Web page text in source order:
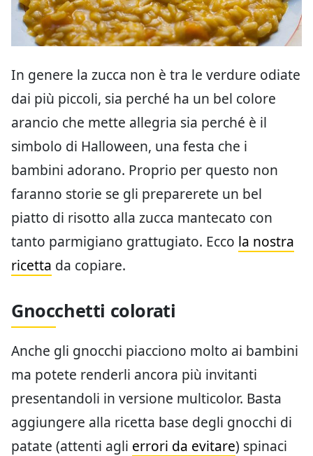
In genere la zucca non è tra le verdure odiate
dai più piccoli, sia perché ha un bel colore
arancio che mette allegria sia perché è il
simbolo di Halloween, una festa che i
bambini adorano. Proprio per questo non
faranno storie se gli preparerete un bel
piatto di risotto alla zucca mantecato con
tanto parmigiano grattugiato. Ecco la nostra
ricetta da copiare.
Gnocchetti colorati
Anche gli gnocchi piacciono molto ai bambini
ma potete renderli ancora più invitanti
presentandoli in versione multicolor. Basta
aggiungere alla ricetta base degli gnocchi di
patate (attenti agli errori da evitare) spinaci